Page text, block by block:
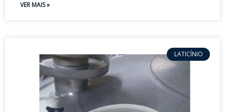
VER MAIS »
LATICÍNIO